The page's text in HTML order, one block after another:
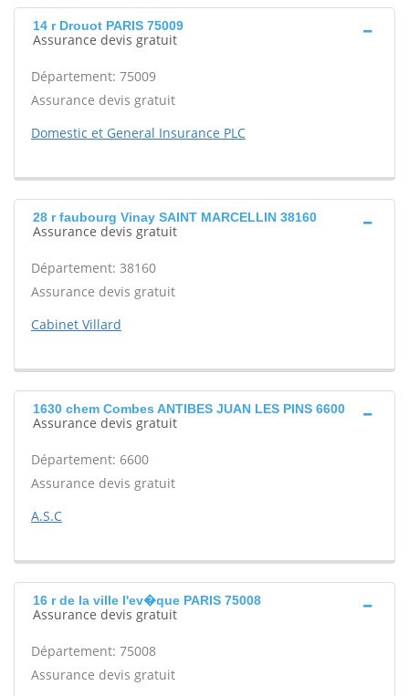
14 r Drouot PARIS 75009
Assurance devis gratuit
Département: 75009
Assurance devis gratuit
Domestic et General Insurance PLC
28 r faubourg Vinay SAINT MARCELLIN 38160
Assurance devis gratuit
Département: 38160
Assurance devis gratuit
Cabinet Villard
1630 chem Combes ANTIBES JUAN LES PINS 6600
Assurance devis gratuit
Département: 6600
Assurance devis gratuit
A.S.C
16 r de la ville l'ev�que PARIS 75008
Assurance devis gratuit
Département: 75008
Assurance devis gratuit